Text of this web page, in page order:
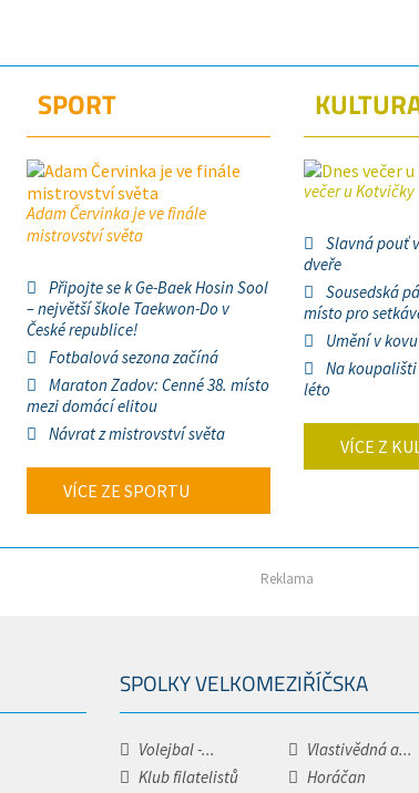
SPORT
Adam Červinka je ve finále
mistrovství světa
Připojte se k Ge-Baek Hosin Sool
– největší škole Taekwon-Do v
České republice!
Fotbalová sezona začíná
Maraton Zadov: Cenné 38. místo
mezi domácí elitou
Návrat z mistrovství světa
VÍCE ZE SPORTU
večer u Kotvičky
Slavná pouť
dveře
Sousedská
místo pro
Umění v
Na
léto
VÍCE Z
Reklama
SPOLKY VELKOMEZIŘÍČSKA
Volejbal -...
Vlastivědná a...
Klub filatelistů
Horáčan